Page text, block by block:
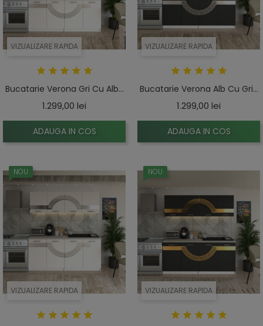
VIZUALIZARE RAPIDA
Bucatarie Verona Gri Cu Alb...
1.299,00 lei
ADAUGA IN COS
VIZUALIZARE RAPIDA
Bucatarie Verona Alb Cu Gri...
1.299,00 lei
ADAUGA IN COS
VIZUALIZARE RAPIDA
NOU
VIZUALIZARE RAPIDA
NOU